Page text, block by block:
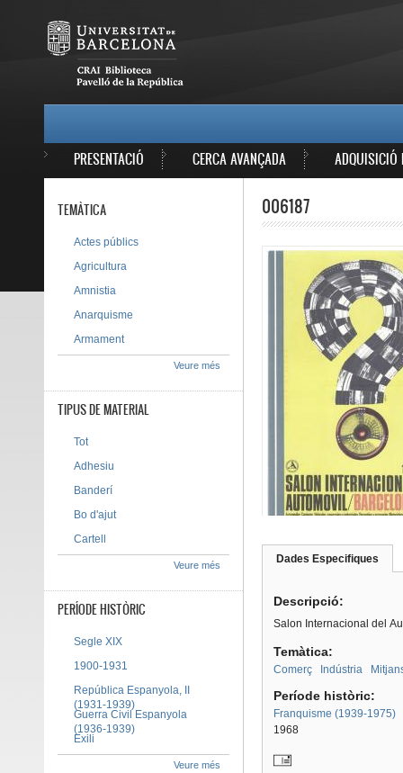
PRESENTACIÓ CERCA AVANÇADA ADQUISICIÓ
006187
Dades Especifiques
Descripció:
Salon Internacional del
Temàtica:
Comerç Indústria
Període històric:
Franquisme (1939-1975)
1968
TEMÀTICA
Actes públics
Agricultura
Amnistia
Anarquisme
Armament
Veure més
TIPUS DE MATERIAL
Tot
Adhesiu
Banderí
Bo d'ajut
Cartell
Veure més
PERÍODE HISTÒRIC
Segle XIX
1900-1931
República Espanyola, II
(1931-1939)
Guerra Civil Espanyola
(1936-1939)
Exili
Veure més